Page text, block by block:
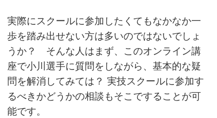
実際にスクールに参加したくてもなかなか一
歩を踏み出せない方は多いのではないでしょ
うか？ そんな人はまず、このオンライン講
座で小川選手に質問をしながら、基本的な疑
問を解消してみては？ 実技スクールに参加す
るべきかどうかの相談もそこですることが可
能です。